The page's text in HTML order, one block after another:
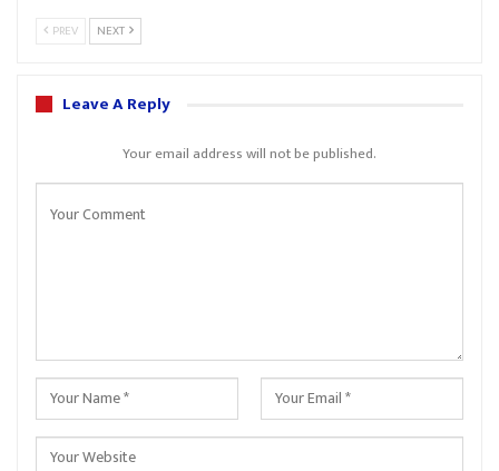
PREV NEXT
Leave A Reply
Your email address will not be published.